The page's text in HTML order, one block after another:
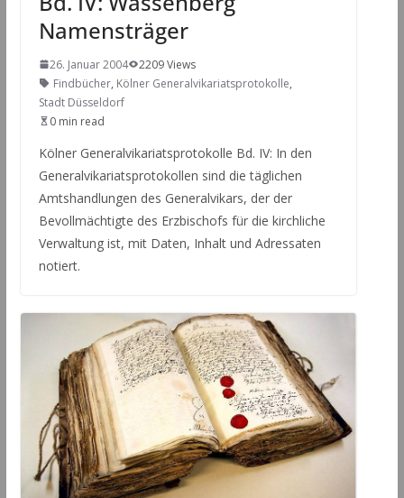
Namensträger
26. Januar 2004
2209 Views
Findbücher, Kölner Generalvikariatsprotokolle,
Stadt Düsseldorf
0 min read
Kölner Generalvikariatsprotokolle Bd. IV: In den
Generalvikariatsprotokollen sind die täglichen
Amtshandlungen des Generalvikars, der der
Bevollmächtigte des Erzbischofs für die kirchliche
Verwaltung ist, mit Daten, Inhalt und Adressaten
notiert.